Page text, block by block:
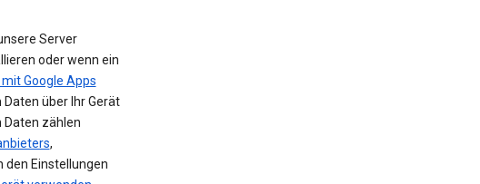
Server
oder wenn ein
Google Apps
über Ihr Gerät
Daten zählen
,
den Einstellungen